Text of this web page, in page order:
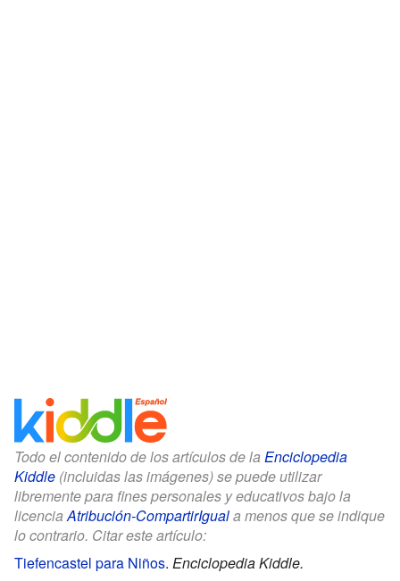
Todo el contenido de los artículos de la Enciclopedia
Kiddle (incluidas las imágenes) se puede utilizar
libremente para fines personales y educativos bajo la
licenciaAtribución-CompartirIguala menos que se indique
lo contrario. Citar este artículo:
Tiefencastel para Niños. Enciclopedia Kiddle.